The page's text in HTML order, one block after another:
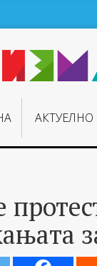
АКТУЕЛНО